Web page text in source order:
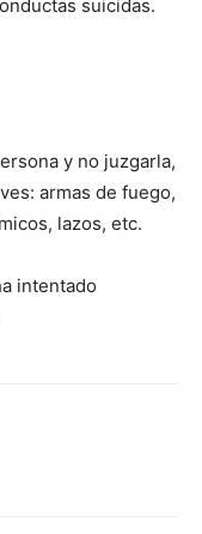
suicidas.
y no juzgarla,
armas de fuego,
lazos, etc.
intentado